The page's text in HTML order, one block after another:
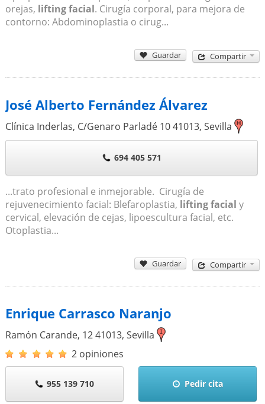
orejas, lifting facial. Cirugía corporal, para mejora de
contorno: Abdominoplastia o cirug...
Guardar Compartir
José Alberto Fernández Álvarez
Clínica Inderlas, C/Genaro Parladé 1041013, Sevilla
694 405 571
...trato profesional e inmejorable. Cirugía de
rejuvenecimiento facial: Blefaroplastia, lifting facial y
cervical, elevación de cejas, lipoescultura facial, etc.
Otoplastia...
Guardar Compartir
Enrique Carrasco Naranjo
Ramón Carande, 1241013, Sevilla
2 opiniones
955 139 710 Pedir cita